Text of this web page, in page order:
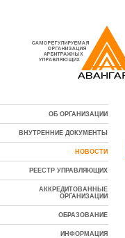
ОБ ОРГАНИЗАЦИИ
ВНУТРЕННИЕ ДОКУМЕНТЫ
НОВОСТИ
РЕЕСТР УПРАВЛЯЮЩИХ
АККРЕДИТОВАННЫЕ
ОРГАНИЗАЦИИ
ОБРАЗОВАНИЕ
ИНФОРМАЦИЯ